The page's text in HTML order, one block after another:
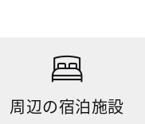
周辺の宿泊施設